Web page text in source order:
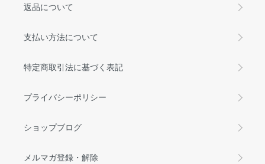
返品について
支払い方法について
特定商取引法に基づく表記
プライバシーポリシー
ショップブログ
メルマガ登録・解除